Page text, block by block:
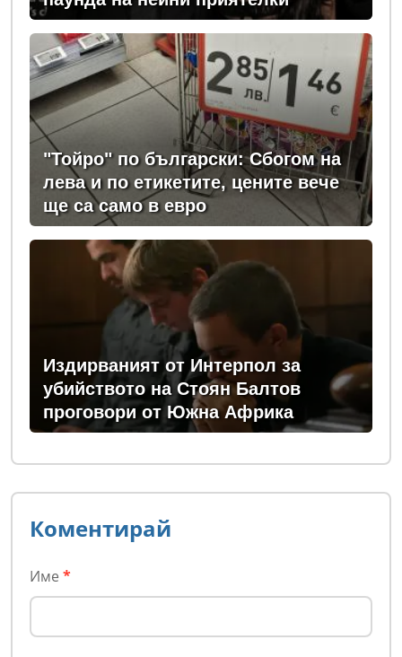
"Тойро" по български: Сбогом на
лева и по етикетите, цените вече
ще са само в евро
Издирваният от Интерпол за
убийството на Стоян Балтов
проговори от Южна Африка
Коментирай
Име *